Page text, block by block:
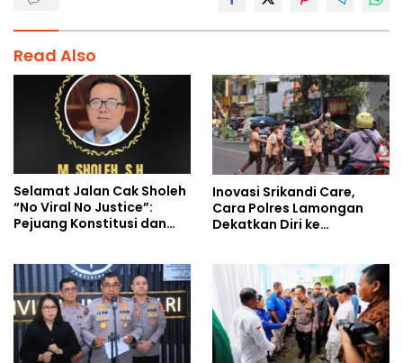
Read Also
Selamat Jalan Cak Sholeh
“No Viral No Justice”:
Pejuang Konstitusi dan
Inovasi Srikandi Care,
Cara Polres Lamongan
Dekatkan Diri ke